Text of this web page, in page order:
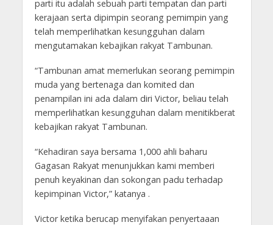
parti itu adalah sebuah parti tempatan dan parti
kerajaan serta dipimpin seorang pemimpin yang
telah memperlihatkan kesungguhan dalam
mengutamakan kebajikan rakyat Tambunan.
“Tambunan amat memerlukan seorang pemimpin
muda yang bertenaga dan komited dan
penampilan ini ada dalam diri Victor, beliau telah
memperlihatkan kesungguhan dalam menitikberat
kebajikan rakyat Tambunan.
“Kehadiran saya bersama 1,000 ahli baharu
Gagasan Rakyat menunjukkan kami memberi
penuh keyakinan dan sokongan padu terhadap
kepimpinan Victor,” katanya .
Victor ketika berucap menyifakan penyertaaan